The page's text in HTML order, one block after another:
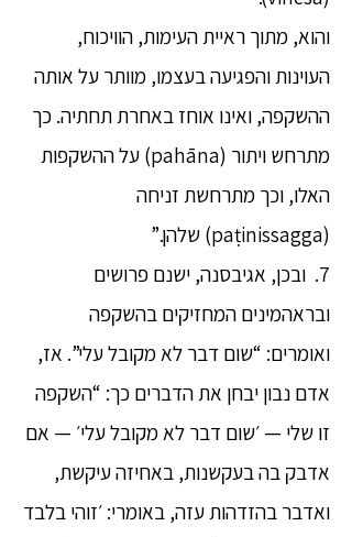
והוא, מתוך ראיית העימות, הוויכוח,
העוינות והפגיעה בעצמו, מוותר על אותה
ההשקפה, ואינו אוחז באחרת תחתיה. כך
מתרחש ויתור (pahāna) על ההשקפות
האלו, וכך מתרחשת זניחה
(paṭinissagga) שלהן.”
7. ובכן, אגיבסנה, ישנם פרושים
ובראהמינים המחזיקים בהשקפה
ואומרים: “שום דבר לא מקובל עלי”. אז,
אדם נבון יבחן את הדברים כך: “השקפה
זו שלי — ׳שום דבר לא מקובל עלי׳ — אם
אדבק בה בעקשנות, באחיזה עיקשת,
ואדבר בהזדהות עזה, באומרי: ׳זוהי בלבד